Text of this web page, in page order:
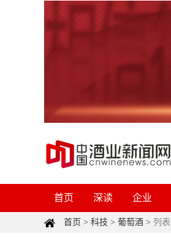
首页 深读 企业
首页 > 科技 > 葡萄酒 > 列表